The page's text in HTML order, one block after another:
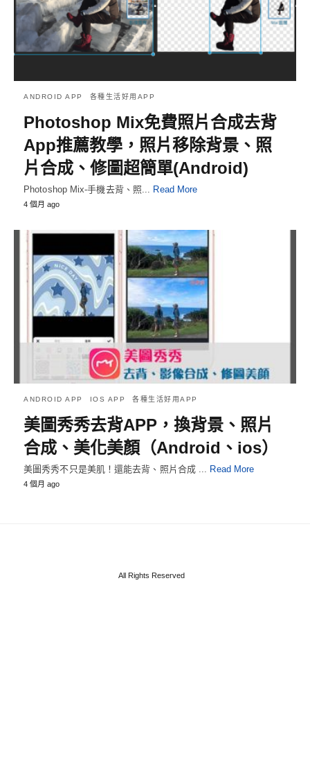
ANDROID APP 各種生活好用APP
Photoshop Mix免費照片合成去背
App推薦教學，照片移除背景、照
片合成、修圖超簡單(Android)
Photoshop Mix-手機去背、照... Read More
4 個月 ago
ANDROID APP IOS APP 各種生活好用APP
美圖秀秀去背APP，換背景、照片
合成、美化美顏（Android、ios）
美圖秀秀不只是美肌！還能去背、照片合成 ... Read More
4 個月 ago
All Rights Reserved